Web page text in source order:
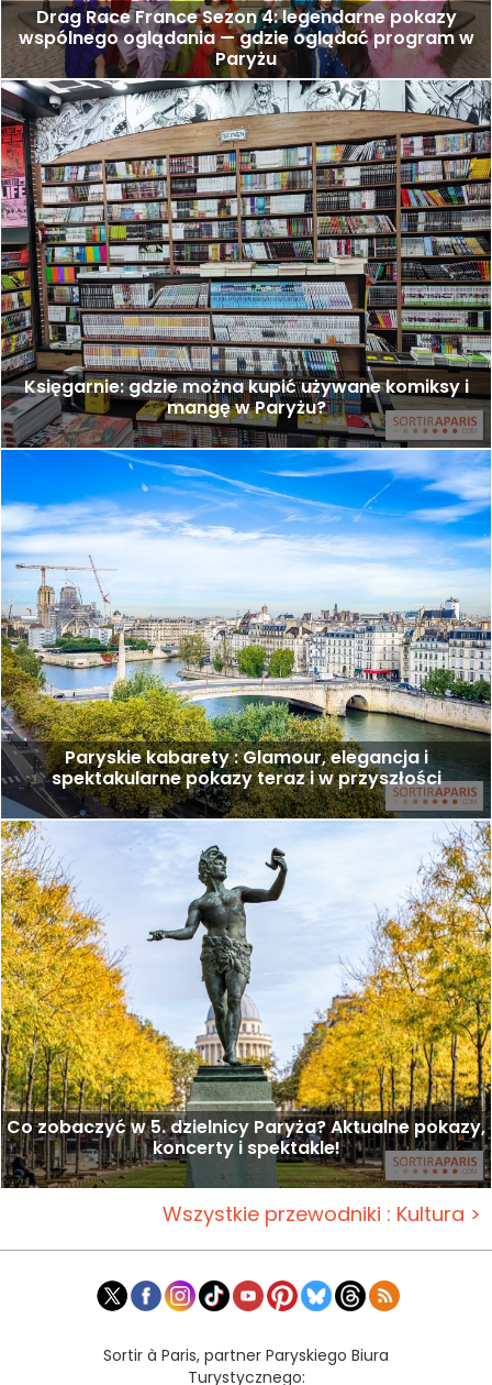
Drag Race France Sezon 4: legendarne pokazy
wspólnego oglądania — gdzie oglądać program w
Paryżu
Księgarnie: gdzie można kupić używane komiksy i
mangę w Paryżu?
Paryskie kabarety : Glamour, elegancja i
spektakularne pokazy teraz i w przyszłości
Co zobaczyć w 5. dzielnicy Paryża? Aktualne pokazy,
koncerty i spektakle!
Wszystkie przewodniki : Kultura >
Sortir à Paris, partner Paryskiego Biura
Turystycznego: